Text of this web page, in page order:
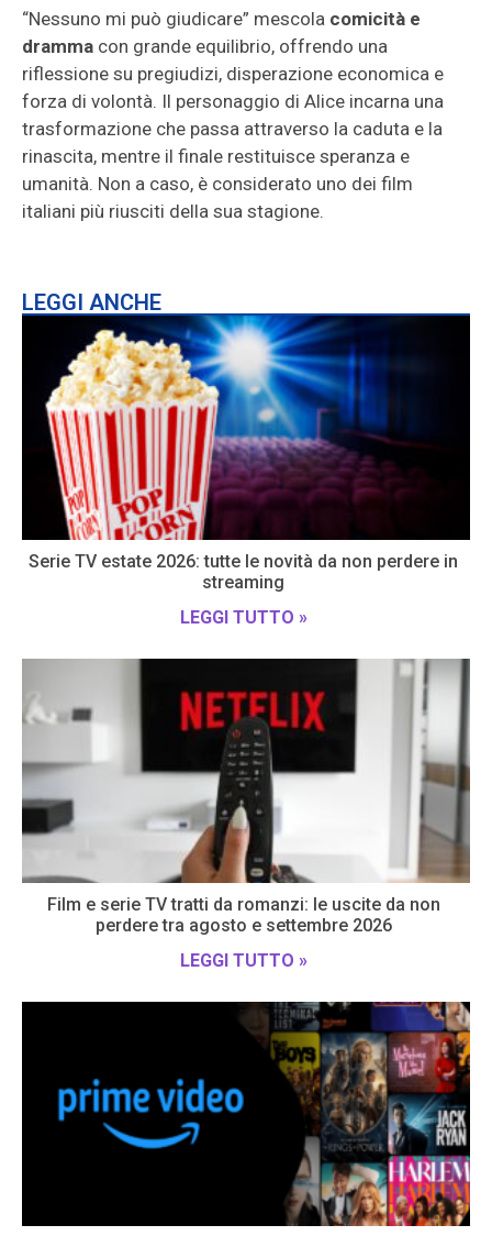
“Nessuno mi può giudicare” mescola comicità e
dramma con grande equilibrio, offrendo una
riflessione su pregiudizi, disperazione economica e
forza di volontà. Il personaggio di Alice incarna una
trasformazione che passa attraverso la caduta e la
rinascita, mentre il finale restituisce speranza e
umanità. Non a caso, è considerato uno dei film
italiani più riusciti della sua stagione.
LEGGI ANCHE
Serie TV estate 2026: tutte le novità da non perdere in
streaming
LEGGI TUTTO »
Film e serie TV tratti da romanzi: le uscite da non
perdere tra agosto e settembre 2026
LEGGI TUTTO »